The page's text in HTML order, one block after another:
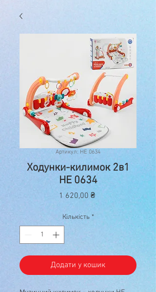
Артикул: HE 0634
Ходунки-килимок 2в1
HE 0634
1 620,00 ₴Ціна
Кількість *
Додати у кошик